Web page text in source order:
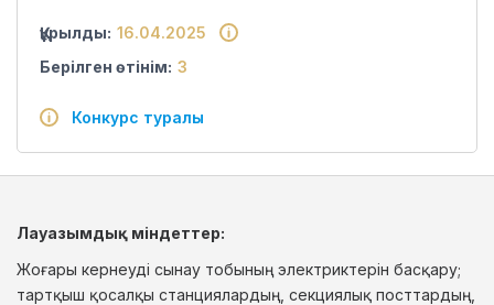
Құрылды: 16.04.2025
Берілген өтінім: 3
Конкурс туралы
Лауазымдық міндеттер:
Жоғары кернеуді сынау тобының электриктерін басқару;
тартқыш қосалқы станциялардың, секциялық посттардың,